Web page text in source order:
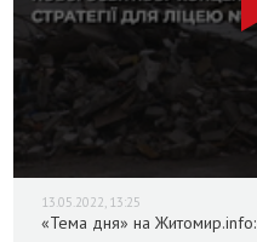
13.05.2022, 13:25
«Тема дня» на Житомир.info: